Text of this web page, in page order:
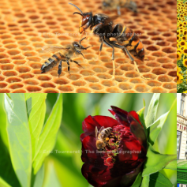
ARGENTINE : LES
APICULTEURS
NAVIGATEURS